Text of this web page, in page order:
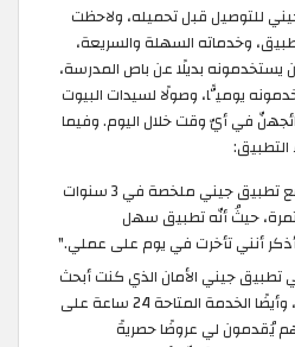
للتوصيل قبل تحميله، ولاحظت
وخدماته السهلة والسريعة،
يستخدمونه بديلًا عن باص المدرسة،
يوميًّا، وصولًا لسيدات البيوت
في أيّ وقت خلال اليوم. وفيما
سارة كريم: "تجربتي مع تطبيق جيني ملخصة في 3 سنوات
حيثُ أنّه تطبيق سهل
أذكر أنني تأخرت في يوم على عملي."
جيني الأمان الذي كنت أبحث
عنه في أثناء تنقلاتي، وأيضًا الخدمة المتاحة 24 ساعة على
يُقدمون لي عروضًا حصريةً